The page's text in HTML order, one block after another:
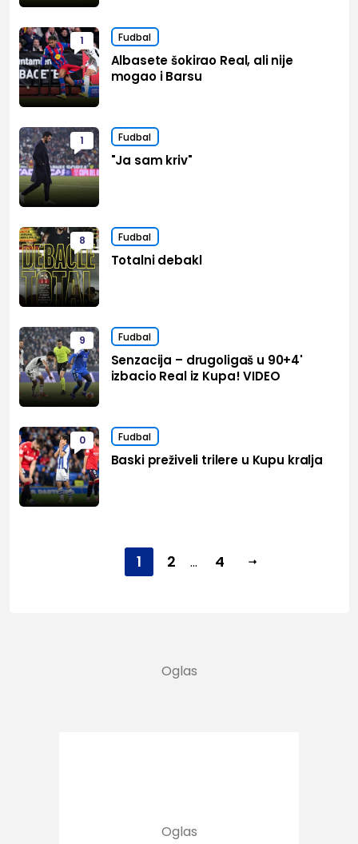
1 Fudbal
Albasete šokirao Real, ali nije
mogao i Barsu
1 Fudbal
"Ja sam kriv"
8 Fudbal
Totalni debakl
9 Fudbal
Senzacija – drugoligaš u 90+4'
izbacio Real iz Kupa! VIDEO
0 Fudbal
Baski preživeli trilere u Kupu kralja
1 2 ... 4